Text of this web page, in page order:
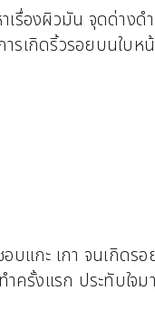
เรื่องผิวมัน จุดด่าง
รเกิดริ้วรอยบนใบห
อบแกะ เกา จนเกิด
ครั้งแรก ประทับใจ